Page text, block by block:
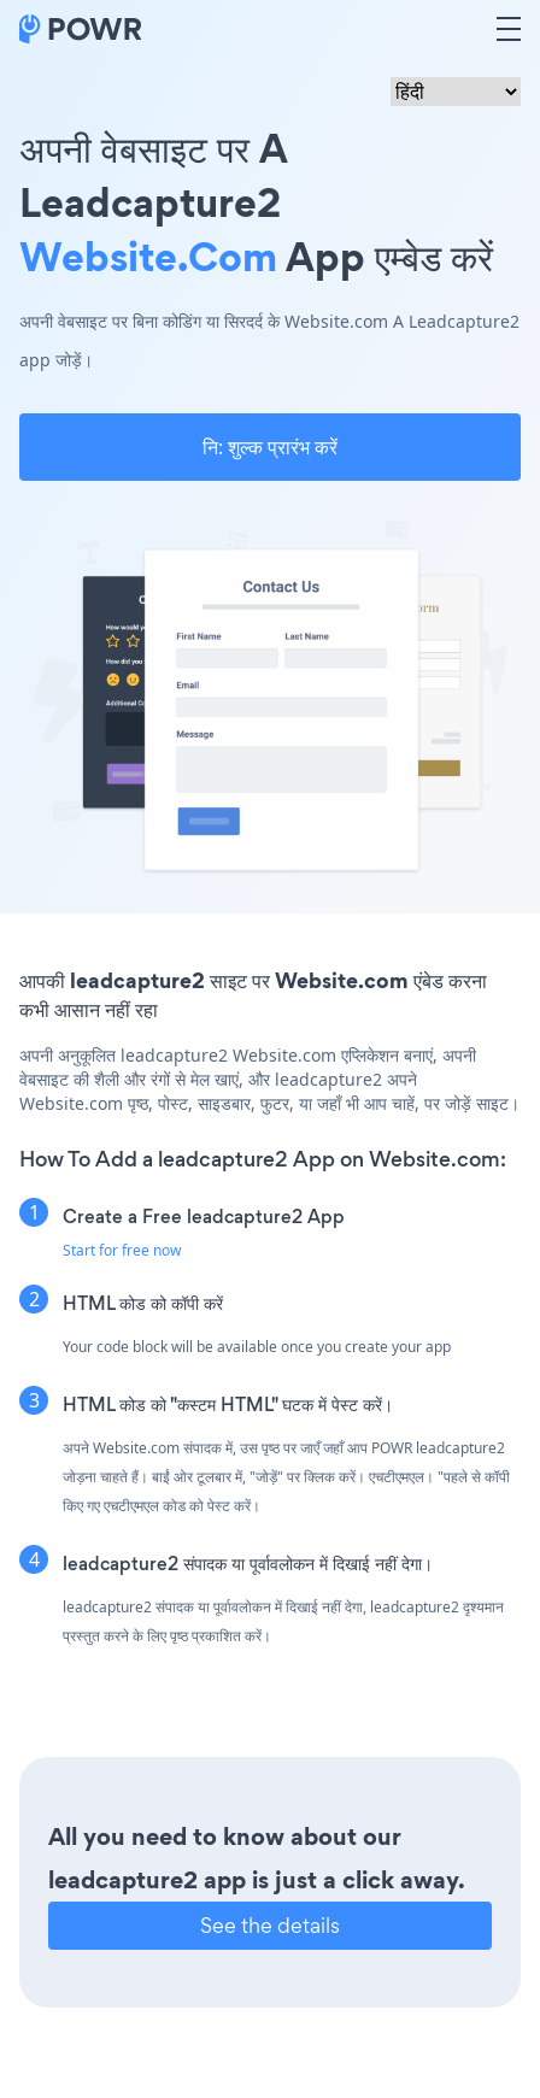
अपनी वेबसाइट पर A
Leadcapture2
Website.comApp एम्बेड करें
अपनी वेबसाइट पर बिना कोडिंग या सिरदर्द के Website.com A Leadcapture2
app जोड़ें।
नि: शुल्क प्रारंभ करें
आपकी leadcapture2 साइट पर Website.com एंबेड करना
कभी आसान नहीं रहा
अपनी अनुकूलित leadcapture2 Website.com एप्लिकेशन बनाएं, अपनी
वेबसाइट की शैली और रंगों से मेल खाएं, और leadcapture2 अपने
Website.com पृष्ठ, पोस्ट, साइडबार, फुटर, या जहाँ भी आप चाहें, पर जोड़ें साइट।
How To Add a leadcapture2 App on Website.com:
Create a Free leadcapture2 App
Start for free now
HTML कोड को कॉपी करें
Your code block will be available once you create your app
HTML कोड को "कस्टम HTML" घटक में पेस्ट करें।
अपने Website.com संपादक में, उस पृष्ठ पर जाएँ जहाँ आप POWR leadcapture2
जोड़ना चाहते हैं। बाईं ओर टूलबार में, "जोड़ें" पर क्लिक करें। एचटीएमएल। "पहले से कॉपी
किए गए एचटीएमएल कोड को पेस्ट करें।
leadcapture2 संपादक या पूर्वावलोकन में दिखाई नहीं देगा।
leadcapture2 संपादक या पूर्वावलोकन में दिखाई नहीं देगा, leadcapture2 दृश्यमान
प्रस्तुत करने के लिए पृष्ठ प्रकाशित करें।
All you need to know about our
leadcapture2 app is just a click away.
See the details